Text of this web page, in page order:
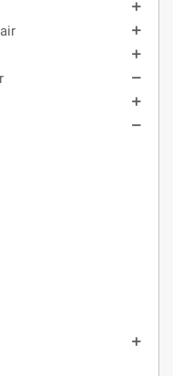
add
add
add
remove
add
remove
add